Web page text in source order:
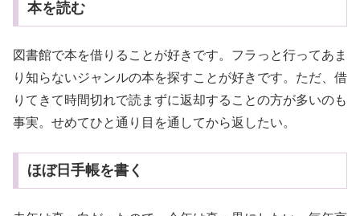
本を読む
図書館で本を借りることが好きです。フラっと行ってあま
り知らないジャンルの本を探すことが好きです。ただ、借
りてきて時間切れで読まずに返却することの方が多いのも
事実。せめてひと通り目を通してから返したい。
ほぼ日手帳を書く